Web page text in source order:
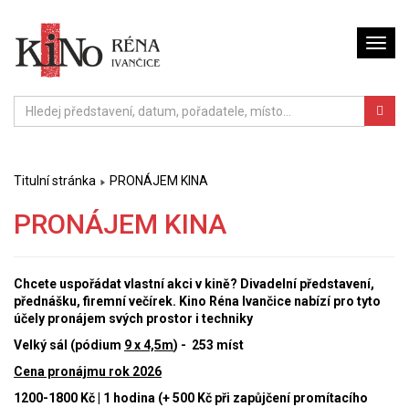
Titulní stránka PRONÁJEM KINA
PRONÁJEM KINA
Chcete uspořádat vlastní akci v kině? Divadelní představení,
přednášku, firemní večírek. Kino Réna Ivančice nabízí pro tyto
účely pronájem svých prostor i techniky
Velký sál (pódium 9 x 4,5m) - 253 míst
Cena pronájmu rok 2026
1200-1800 Kč | 1 hodina (+ 500 Kč při zapůjčení promítacího